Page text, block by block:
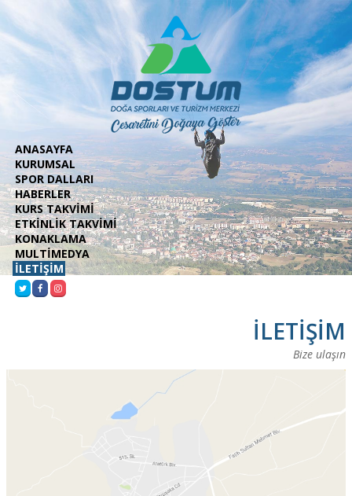
ANASAYFA
KURUMSAL
SPOR DALLARI
HABERLER
KURS TAKVİMİ
ETKİNLİK TAKVİMİ
KONAKLAMA
MULTİMEDYA
İLETİŞİM
İLETİŞİM
Bize ulaşın